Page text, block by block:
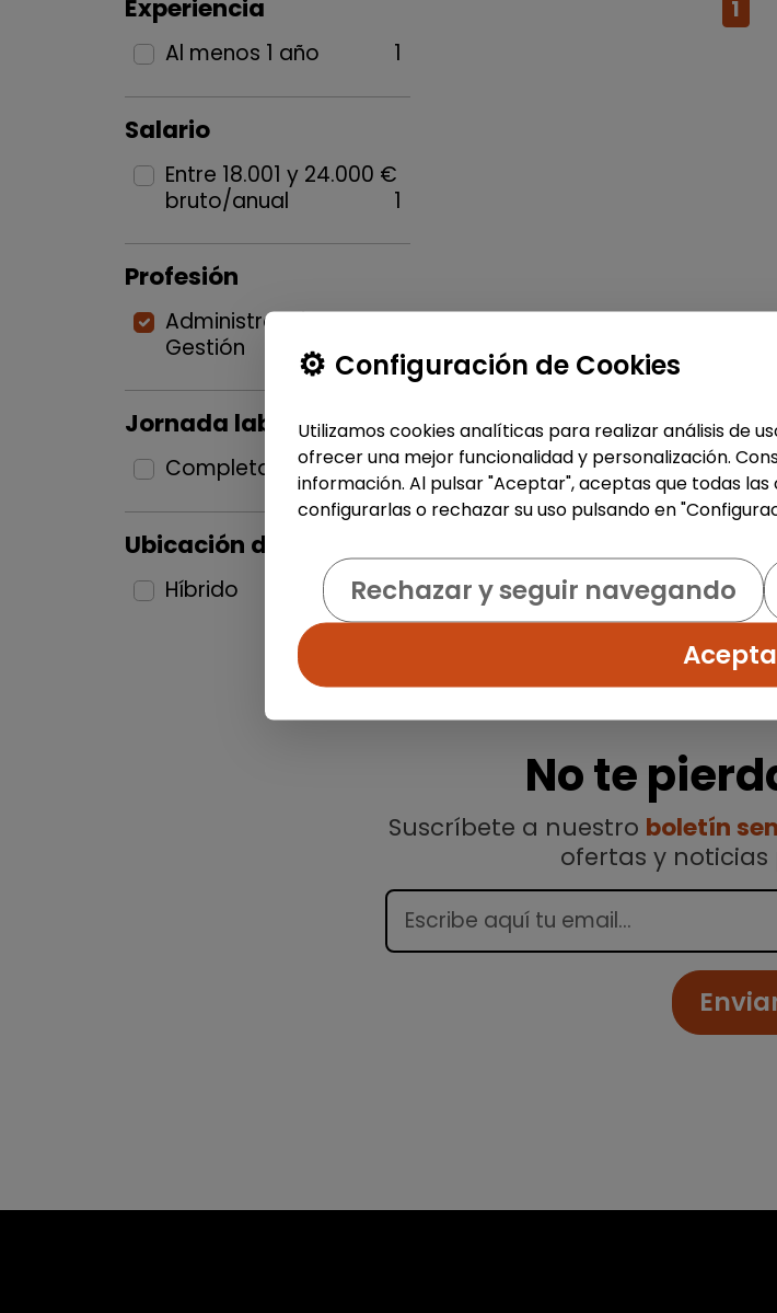
Experiencia
Al menos 1 año 1
Salario
Entre 18.001 y 24.000 €
bruto/anual
1
Profesión
Administración y
Gestión
1
Jornada laboral
Completa 1
Ubicación del puesto
Híbrido 1
1
No te
Suscríbete a nuestro boletín
ofertas y
Configuración de Cookies
Utilizamos cookies analíticas para realizar análisis de
ofrecer una mejor funcionalidad y personalización.
información. Al pulsar "Aceptar", aceptas que todas
configurarlas o rechazar su uso pulsando en
Rechazar y seguir navegando